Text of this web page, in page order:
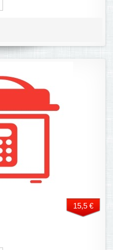
15,5 €